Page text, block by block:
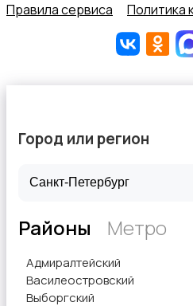
Правила сервиса
Политика
Город или регион
Районы Метро
Адмиралтейский
Василеостровский
Выборгский